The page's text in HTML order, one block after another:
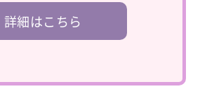
詳細はこちら